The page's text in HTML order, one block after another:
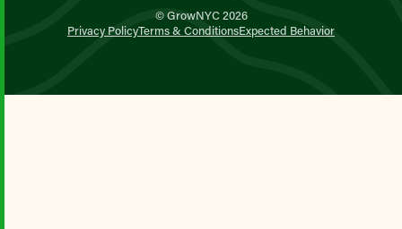
© GrowNYC 2026
Privacy PolicyTerms & ConditionsExpected Behavior